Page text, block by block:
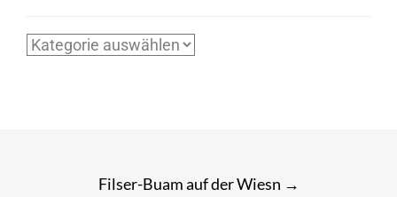
Kategorien
Filser-Buam auf der Wiesn →